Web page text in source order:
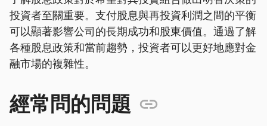
投資者至關重要。支付股息與再投資利潤之間的平衡
可以顯著影響公司的長期成功和股東價值。通過了解
各種股息政策和當前趨勢，投資者可以更好地應對金
融市場的複雜性。
經常問的問題